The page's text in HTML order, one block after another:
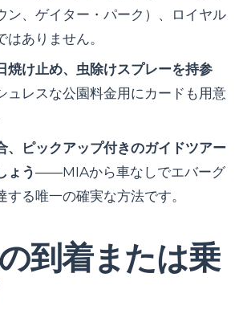
ン、ゲイター・パーク）、ロイヤル
ありません。
焼け止め、虫除けスプレーを持参
ュレスな公園料金用にカードも用意
、ピックアップ付きのガイドツアー
ょう――MIAから車なしでエバーグ
する唯一の確実な方法です。
到着または乗